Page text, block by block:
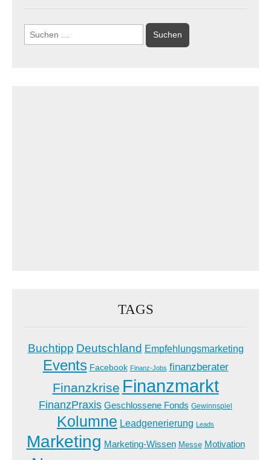
Suchen
nach:
TAGS
Buchtipp Deutschland Empfehlungsmarketing
Events Facebook Finanz-Jobs finanzberater
Finanzkrise Finanzmarkt
FinanzPraxis Geschlossene Fonds Gewinnspiel
Kolumne Leadgenerierung Leads
Marketing Marketing-Wissen Messe Motivation